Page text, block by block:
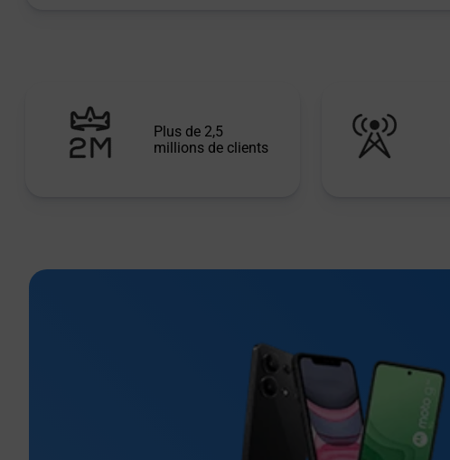
Plus de 2,5
millions de clients